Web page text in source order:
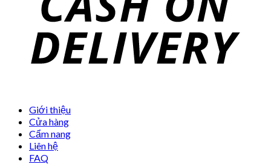
Giới thiệu
Cửa hàng
Cẩm nang
Liên hệ
FAQ